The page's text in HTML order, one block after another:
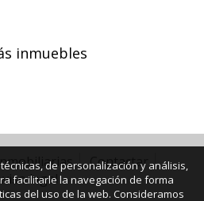
inmuebles
Contactar
legal
de personalización y análisis,
facilitarle la navegación de forma
del uso de la web. Consideramos